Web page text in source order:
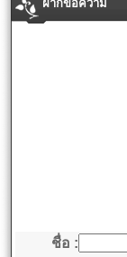
ฝากข้อความ
ชื่อ :